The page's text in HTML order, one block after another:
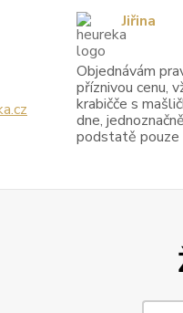
Objednávám
příznivou cenu,
krabičče s
dne,
podstatě pouze
Jiřina